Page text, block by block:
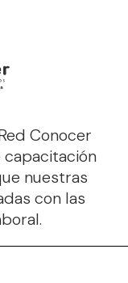
Conocer
nuestras
con las